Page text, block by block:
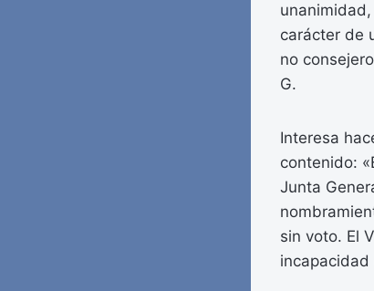
carácter de
no
G.
Interesa
contenido:
Junta
sin voto. El
incapacidad